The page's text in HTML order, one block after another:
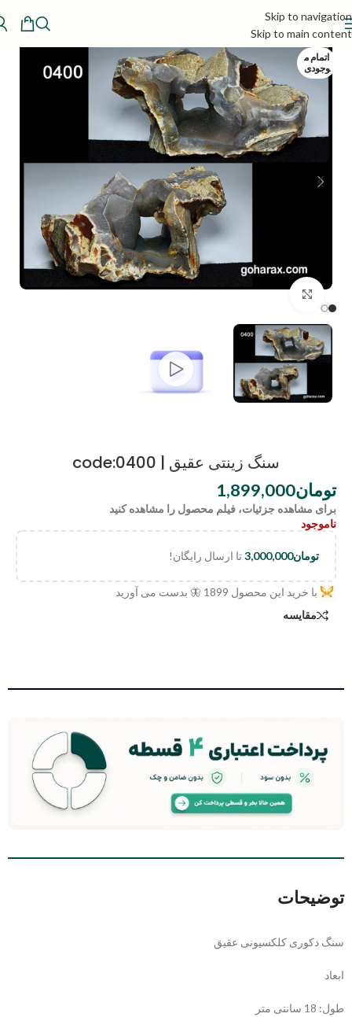
Skip to navigation
Skip to main content
اتمام م
وجودی
سنگ زینتی عقیق | code:0400
تومان1,899,000
برای مشاهده جزئیات، فیلم محصول را مشاهده کنید
ناموجود
تومان3,000,000تا ارسال رایگان!
با خرید این محصول 1899 🦋 بدست می آورید
مقایسه
توضیحات
سنگ دکوری کلکسیونی عقیق
ابعاد
طول: 18 سانتی متر